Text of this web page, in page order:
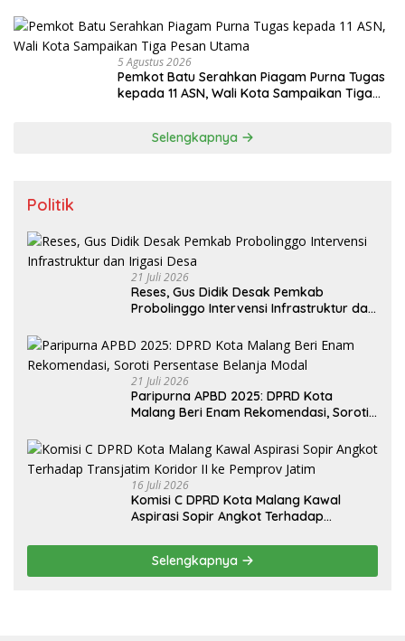
5 Agustus 2026
Pemkot Batu Serahkan Piagam Purna Tugas
kepada 11 ASN, Wali Kota Sampaikan Tiga
Selengkapnya
Politik
21 Juli 2026
Reses, Gus Didik Desak Pemkab
Probolinggo Intervensi Infrastruktur dan
21 Juli 2026
Paripurna APBD 2025: DPRD Kota
Malang Beri Enam Rekomendasi, Soroti
16 Juli 2026
Komisi C DPRD Kota Malang Kawal
Aspirasi Sopir Angkot Terhadap
Selengkapnya